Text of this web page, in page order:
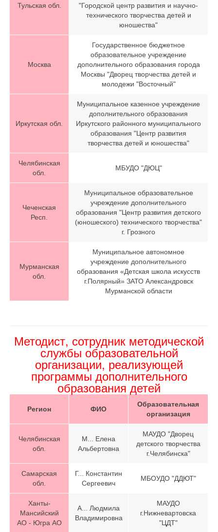
Тульская обл.
"Городской центр развития и научно-
технического творчества детей и
юношества"
Москва
Государственное бюджетное
образовательное учреждение
дополнительного образования города
Москвы "Дворец творчества детей и
молодежи "Восточный"
Иркутская обл.
Муниципальное казенное учреждение
дополнительного образования
Иркутского районного муниципального
образования "Центр развития
творчества детей и юношества"
Челябинская
обл.
МБУДО "ДЮЦ"
Чеченская
Респ.
Муниципальное образовательное
учреждение дополнительного
образования "Центр развития детского
(юношеского) технического творчества"
г. Грозного
Мурманская
обл.
Муниципальное автономное
учреждение дополнительного
образования «Детская школа искусств
г.Полярный» ЗАТО Александровск
Мурманской области
Методист, сотрудник методической
службы образовательной
организации, реализующей
программы дополнительного
образования детей
Регион ФИО
Образовательная
организация
Челябинская
обл.
М... Елена
Альбертовна
МАУДО "Дворец
детского творчества
г.Челябинска"
Самарская
обл.
Г... Константин
Сергеевич
МБОУДО "ДДЮТ"
Ханты-
Мансийский
АО - Югра АО
А... Людмила
Владимировна
МАУДО
г.Нижневартовска
"ЦДТ"